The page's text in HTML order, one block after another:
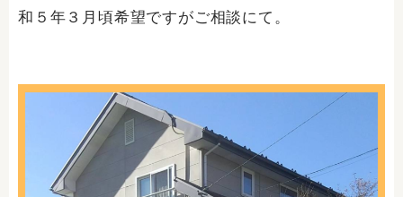
和５年３月頃希望ですがご相談にて。